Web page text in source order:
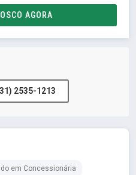
AGORA
2535-1213
em Concessionária